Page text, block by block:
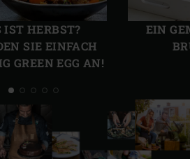
IST HERBST?
SIE EINFACH
GREEN EGG AN!
EIN
Folie